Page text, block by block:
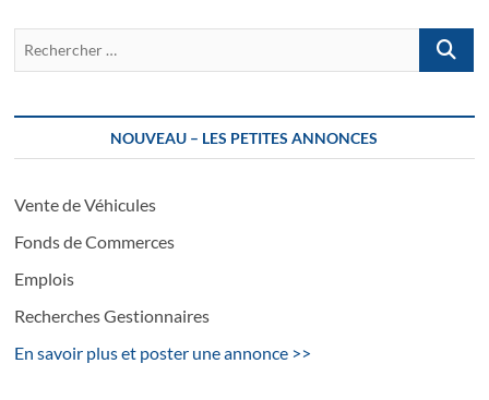
NOUVEAU – LES PETITES ANNONCES
Vente de Véhicules
Fonds de Commerces
Emplois
Recherches Gestionnaires
En savoir plus et poster une annonce >>